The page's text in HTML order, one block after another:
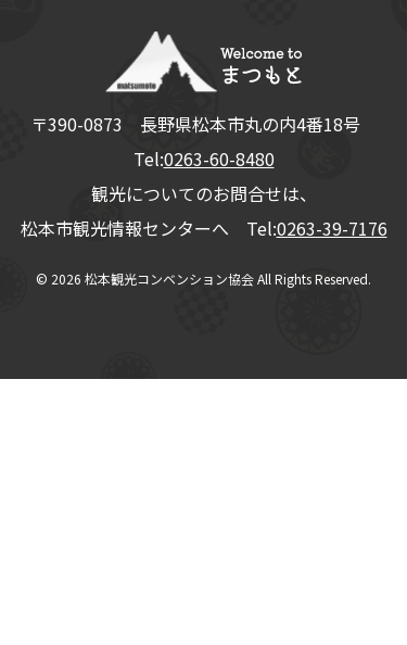
〒390-0873 長野県松本市丸の内4番18号
Tel:0263-60-8480
観光についてのお問合せは、
松本市観光情報センターへ Tel:0263-39-7176
© 2026 松本観光コンベンション協会All Rights Reserved.